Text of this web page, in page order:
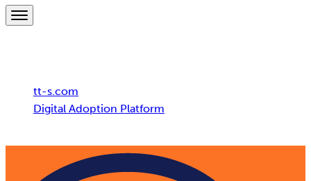
tt-s.com
Digital Adoption Platform